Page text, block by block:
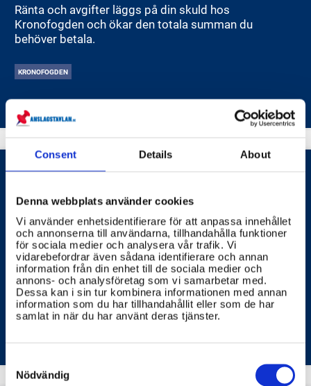
Consent Details About
Denna webbplats använder cookies
Vi använder enhetsidentifierare för att anpassa innehållet
och annonserna till användarna, tillhandahålla funktioner
för sociala medier och analysera vår trafik. Vi
vidarebefordrar även sådana identifierare och annan
information från din enhet till de sociala medier och
annons- och analysföretag som vi samarbetar med.
Dessa kan i sin tur kombinera informationen med annan
information som du har tillhandahållit eller som de har
samlat in när du har använt deras tjänster.
Selection
Nödvändig
Ränta och avgifter läggs på din skuld hos
Kronofogden och ökar den totala summan du
behöver betala.
KRONOFOGDEN
Vad händer om jag inte betalar min
hyra och ärendet hamnar hos
Kronofogden?
Kronofogden kan besluta om utmätning av dina
tillgångar för att täcka hyresskulden och även ta ut en
avgift för handläggningen.
ARBETSDOMSTOLEN KRONOFOGDEN